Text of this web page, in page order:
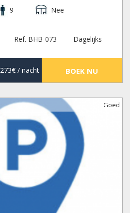
9
Nee
Ref. BHB-073
Dagelijks
273€/ nacht BOEK NU
Goed